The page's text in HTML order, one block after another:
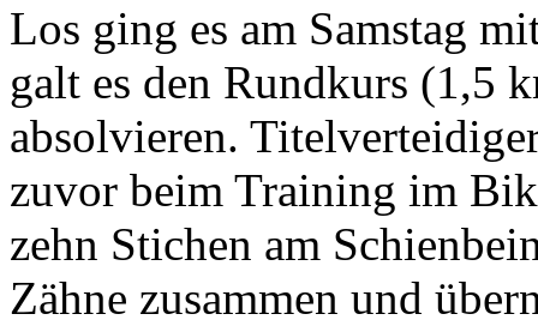
Los ging es am Samstag
galt es den Rundkurs (1,5
absolvieren.
zuvor beim Training im
zehn Stichen am
Zähne zusammen und